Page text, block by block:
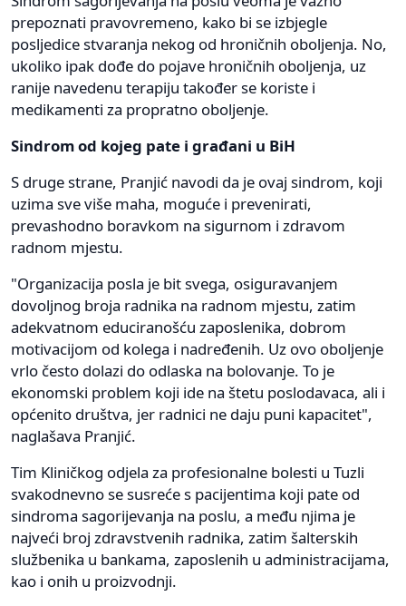
prepoznati pravovremeno, kako bi se izbjegle
posljedice stvaranja nekog od hroničnih oboljenja. No,
ukoliko ipak dođe do pojave hroničnih oboljenja, uz
ranije navedenu terapiju također se koriste i
medikamenti za propratno oboljenje.
Sindrom od kojeg pate i građani u BiH
S druge strane, Pranjić navodi da je ovaj sindrom, koji
uzima sve više maha, moguće i prevenirati,
prevashodno boravkom na sigurnom i zdravom
radnom mjestu.
"Organizacija posla je bit svega, osiguravanjem
dovoljnog broja radnika na radnom mjestu, zatim
adekvatnom educiranošću zaposlenika, dobrom
motivacijom od kolega i nadređenih. Uz ovo oboljenje
vrlo često dolazi do odlaska na bolovanje. To je
ekonomski problem koji ide na štetu poslodavaca, ali i
općenito društva, jer radnici ne daju puni kapacitet",
naglašava Pranjić.
Tim Kliničkog odjela za profesionalne bolesti u Tuzli
svakodnevno se susreće s pacijentima koji pate od
sindroma sagorijevanja na poslu, a među njima je
najveći broj zdravstvenih radnika, zatim šalterskih
službenika u bankama, zaposlenih u administracijama,
kao i onih u proizvodnji.